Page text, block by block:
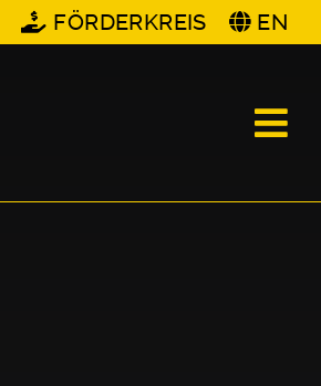
FÖRDERKREIS EN